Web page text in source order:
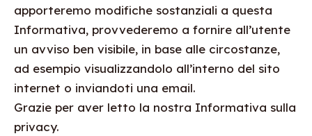
apporteremo modifiche sostanziali a questa
Informativa, provvederemo a fornire all’utente
un avviso ben visibile, in base alle circostanze,
ad esempio visualizzandolo all’interno del sito
internet o inviandoti una email.
Grazie per aver letto la nostra Informativa sulla
privacy.